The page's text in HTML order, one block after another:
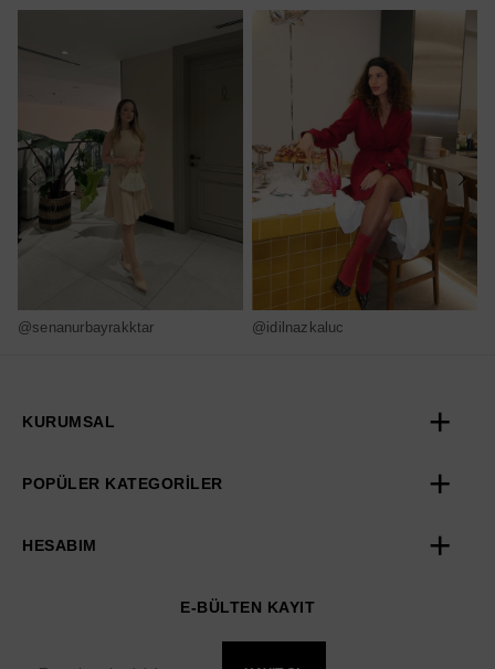
@senanurbayrakktar @idilnazkaluc
KURUMSAL
POPÜLER KATEGORİLER
HESABIM
E-BÜLTEN KAYIT